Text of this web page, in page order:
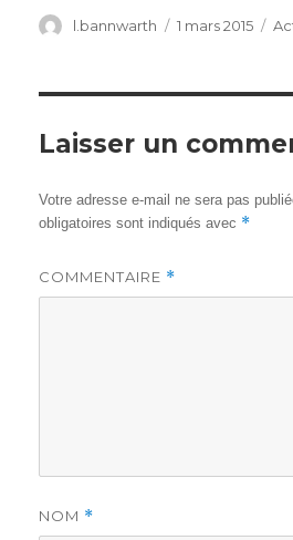
Author
l.bannwarth
Posted
1 mars 2015
Laisser un
Votre adresse e-mail ne sera pas
obligatoires sont indiqués avec *
COMMENTAIRE *
NOM *